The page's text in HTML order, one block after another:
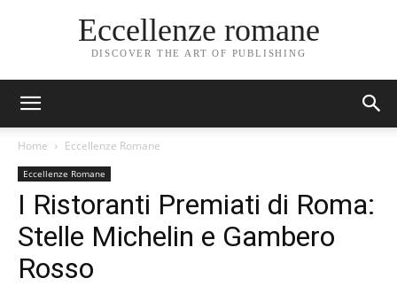
Eccellenze romane
DISCOVER THE ART OF PUBLISHING
Home Eccellenze Romane
Eccellenze Romane
I Ristoranti Premiati di Roma:
Stelle Michelin e Gambero
Rosso